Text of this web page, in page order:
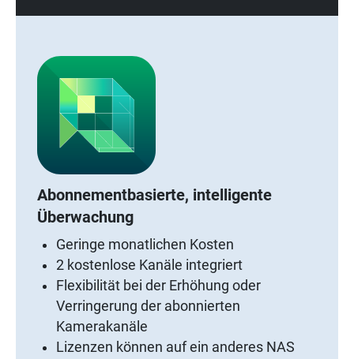
Abonnementbasierte, intelligente
Überwachung
Geringe monatlichen Kosten
2 kostenlose Kanäle integriert
Flexibilität bei der Erhöhung oder
Verringerung der abonnierten
Kamerakanäle
Lizenzen können auf ein anderes NAS